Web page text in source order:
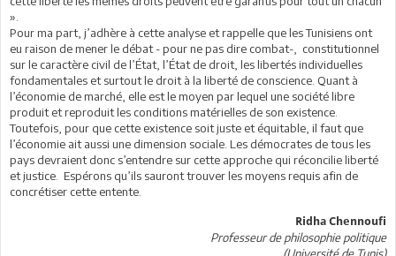
».
Pour ma part, j’adhère à cette analyse et rappelle que les Tunisiens ont
eu raison de mener le débat - pour ne pas dire combat-, constitutionnel
sur le caractère civil de l’État, l’État de droit, les libertés individuelles
fondamentales et surtout le droit à la liberté de conscience. Quant à
l’économie de marché, elle est le moyen par lequel une société libre
produit et reproduit les conditions matérielles de son existence.
Toutefois, pour que cette existence soit juste et équitable, il faut que
l’économie ait aussi une dimension sociale. Les démocrates de tous les
pays devraient donc s’entendre sur cette approche qui réconcilie liberté
et justice. Espérons qu’ils sauront trouver les moyens requis afin de
concrétiser cette entente.
Ridha Chennoufi
Professeur de philosophie politique